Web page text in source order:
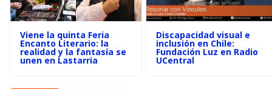
Viene la quinta Feria
Encanto Literario: la
realidad y la fantasía se
unen en Lastarria
Discapacidad visual e
inclusión en Chile:
Fundación Luz en Radio
UCentral